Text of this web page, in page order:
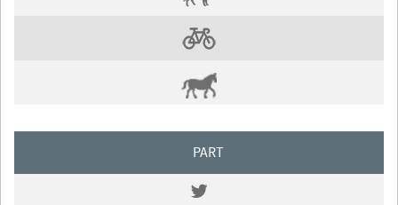
PART